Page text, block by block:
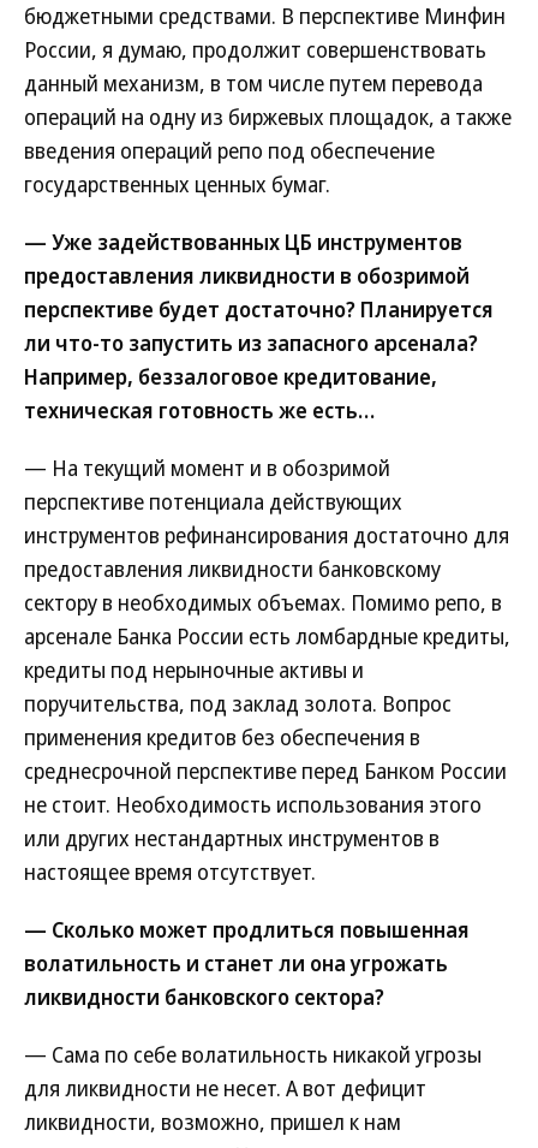
бюджетными средствами. В перспективе Минфин
России, я думаю, продолжит совершенствовать
данный механизм, в том числе путем перевода
операций на одну из биржевых площадок, а также
введения операций репо под обеспечение
государственных ценных бумаг.
— Уже задействованных ЦБ инструментов
предоставления ликвидности в обозримой
перспективе будет достаточно? Планируется
ли что-то запустить из запасного арсенала?
Например, беззалоговое кредитование,
техническая готовность же есть…
— На текущий момент и в обозримой
перспективе потенциала действующих
инструментов рефинансирования достаточно для
предоставления ликвидности банковскому
сектору в необходимых объемах. Помимо репо, в
арсенале Банка России есть ломбардные кредиты,
кредиты под нерыночные активы и
поручительства, под заклад золота. Вопрос
применения кредитов без обеспечения в
среднесрочной перспективе перед Банком России
не стоит. Необходимость использования этого
или других нестандартных инструментов в
настоящее время отсутствует.
— Сколько может продлиться повышенная
волатильность и станет ли она угрожать
ликвидности банковского сектора?
— Сама по себе волатильность никакой угрозы
для ликвидности не несет. А вот дефицит
ликвидности, возможно, пришел к нам